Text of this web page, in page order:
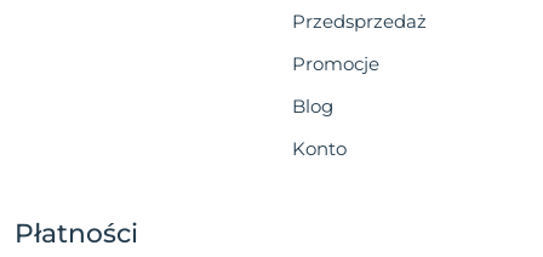
Przedsprzedaż
Promocje
Blog
Konto
Płatności